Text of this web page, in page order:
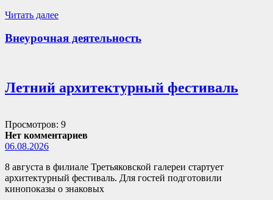
Читать далее
Внеурочная деятельность
Летний архитектурный фестиваль
Просмотров: 9
Нет комментариев
06.08.2026
8 августа в филиале Третьяковской галереи стартует
архитектурный фестиваль. Для гостей подготовили
кинопоказы о знаковых